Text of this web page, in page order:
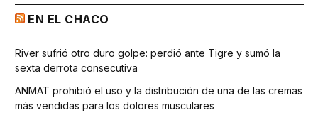
EN EL CHACO
River sufrió otro duro golpe: perdió ante Tigre y sumó la
sexta derrota consecutiva
ANMAT prohibió el uso y la distribución de una de las cremas
más vendidas para los dolores musculares